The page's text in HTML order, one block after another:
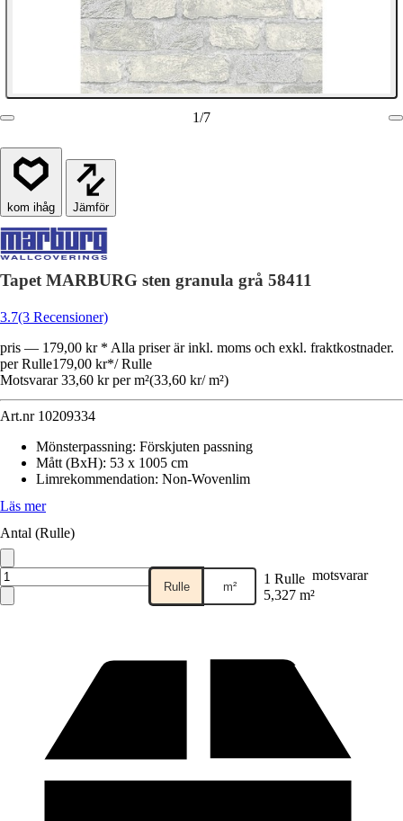
1/7
Jämför
Tapet MARBURG sten granula grå 58411
3.7(3 Recensioner)
pris — 179,00 kr * Alla priser är inkl. moms och exkl. fraktkostnader.
per Rulle179,00 kr*/ Rulle
Motsvarar 33,60 kr per m²(33,60 kr/ m²)
Art.nr 10209334
Mönsterpassning: Förskjuten passning
Mått (BxH): 53 x 1005 cm
Limrekommendation: Non-Wovenlim
Läs mer
Antal (Rulle)
Rulle m² 1 Rulle motsvarar
5,327 m²